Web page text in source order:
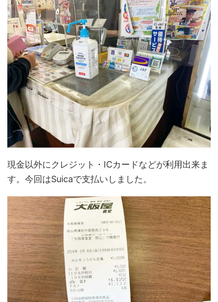
現金以外にクレジット・ICカードなどが利用出来ま
す。今回はSuicaで支払いしました。